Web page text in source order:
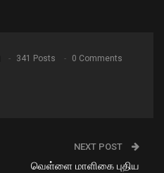
341 Posts 0 Comments
NEXT POST
வெள்ளை மாளிகை புதிய